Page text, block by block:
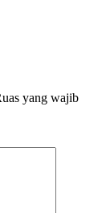
yang wajib